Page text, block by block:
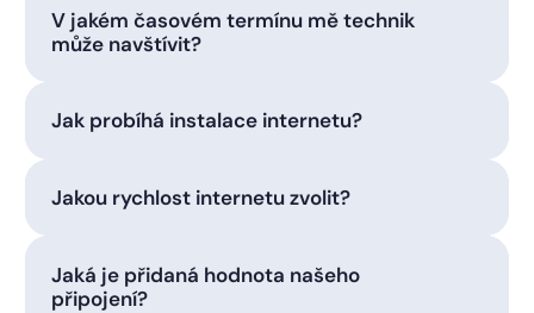
V jakém časovém termínu mě technik
může navštívit?
Jak probíhá instalace internetu?
Jakou rychlost internetu zvolit?
Jaká je přidaná hodnota našeho
připojení?